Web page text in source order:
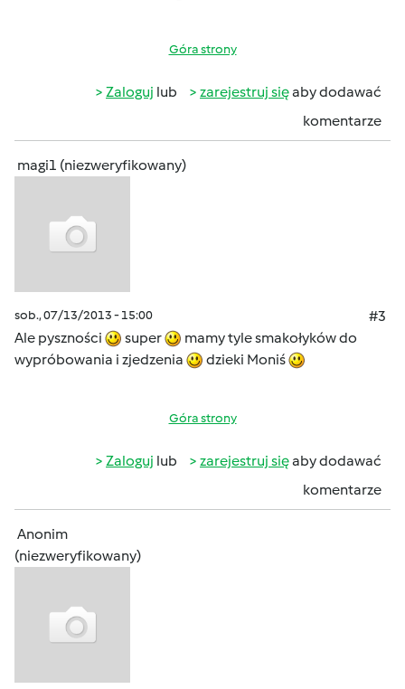
Góra strony
Zaloguj lub zarejestruj sięaby dodawać
komentarze
magi1 (niezweryfikowany)
sob., 07/13/2013 - 15:00
#3
Ale pyszności
super
mamy tyle smakołyków do
wypróbowania i zjedzenia
dzieki Moniś
Góra strony
Zaloguj lub zarejestruj sięaby dodawać
komentarze
Anonim
(niezweryfikowany)